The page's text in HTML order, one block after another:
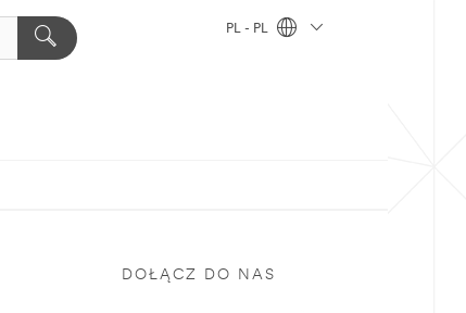
PL - PL
DOŁĄCZ DO NAS